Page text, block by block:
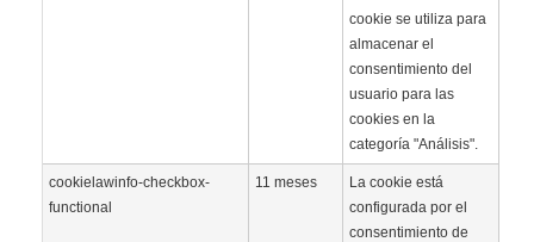
cookie se utiliza para
almacenar el
consentimiento del
usuario para las
cookies en la
categoría "Análisis".
cookielawinfo-checkbox-
functional
11 meses
La cookie está
configurada por el
consentimiento de